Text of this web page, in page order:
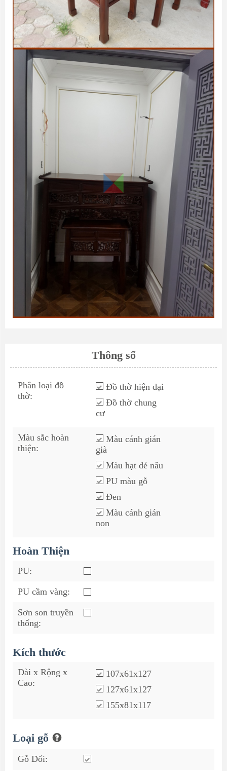
Thông số
Phân loại đồ
thờ:
Đồ thờ hiện đại
Đồ thờ chung
cư
Màu sắc hoàn
thiện:
Màu cánh gián
già
Màu hạt dẻ nâu
PU màu gỗ
Đen
Màu cánh gián
non
Hoàn Thiện
PU:
PU cầm vàng:
Sơn son truyền
thống:
Kích thước
Dài x Rộng x
Cao:
107x61x127
127x61x127
155x81x117
Loại gỗ
Gỗ Dổi: